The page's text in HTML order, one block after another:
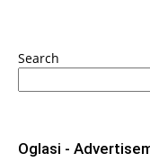
Search
Oglasi -